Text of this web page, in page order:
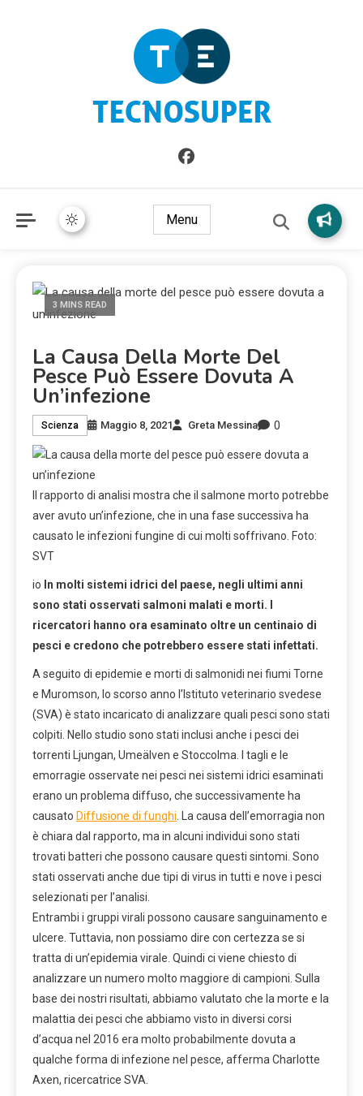
TecnoSuper.net
Informazioni sull'Italia. Seleziona gli argomenti di cui vuoi
saperne di più
Menu
3 MINS READ
La Causa Della Morte Del
Pesce Può Essere Dovuta A
Un’infezione
Scienza Maggio 8, 2021 Greta Messina 0
Il rapporto di analisi mostra che il salmone morto potrebbe
aver avuto un’infezione, che in una fase successiva ha
causato le infezioni fungine di cui molti soffrivano. Foto:
SVT
io In molti sistemi idrici del paese, negli ultimi anni
sono stati osservati salmoni malati e morti. I
ricercatori hanno ora esaminato oltre un centinaio di
pesci e credono che potrebbero essere stati infettati.
A seguito di epidemie e morti di salmonidi nei fiumi Torne
e Muromson, lo scorso anno l’Istituto veterinario svedese
(SVA) è stato incaricato di analizzare quali pesci sono stati
colpiti. Nello studio sono stati inclusi anche i pesci dei
torrenti Ljungan, Umeälven e Stoccolma. I tagli e le
emorragie osservate nei pesci nei sistemi idrici esaminati
erano un problema diffuso, che successivamente ha
causato Diffusione di funghi . La causa dell’emorragia non
è chiara dal rapporto, ma in alcuni individui sono stati
trovati batteri che possono causare questi sintomi. Sono
stati osservati anche due tipi di virus in tutti e nove i pesci
selezionati per l’analisi.
Entrambi i gruppi virali possono causare sanguinamento e
ulcere. Tuttavia, non possiamo dire con certezza se si
tratta di un’epidemia virale. Quindi ci viene chiesto di
analizzare un numero molto maggiore di campioni. Sulla
base dei nostri risultati, abbiamo valutato che la morte e la
malattia dei pesci che abbiamo visto in diversi corsi
d’acqua nel 2016 era molto probabilmente dovuta a
qualche forma di infezione nel pesce, afferma Charlotte
Axen, ricercatrice SVA.